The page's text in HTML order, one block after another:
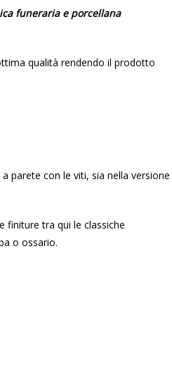
funeraria e porcellana
qualità rendendo il prodotto
parete con le viti, sia nella versione
finiture tra qui le classiche
o ossario.